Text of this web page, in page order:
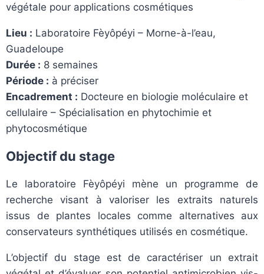
végétale pour applications cosmétiques
Lieu : Laboratoire Fèyôpéyi – Morne-à-l’eau,
Guadeloupe
Durée : 8 semaines
Période : à préciser
Encadrement : Docteure en biologie moléculaire et
cellulaire – Spécialisation en phytochimie et
phytocosmétique
Objectif du stage
Le laboratoire Fèyôpéyi mène un programme de
recherche visant à valoriser les extraits naturels
issus de plantes locales comme alternatives aux
conservateurs synthétiques utilisés en cosmétique.
L’objectif du stage est de caractériser un extrait